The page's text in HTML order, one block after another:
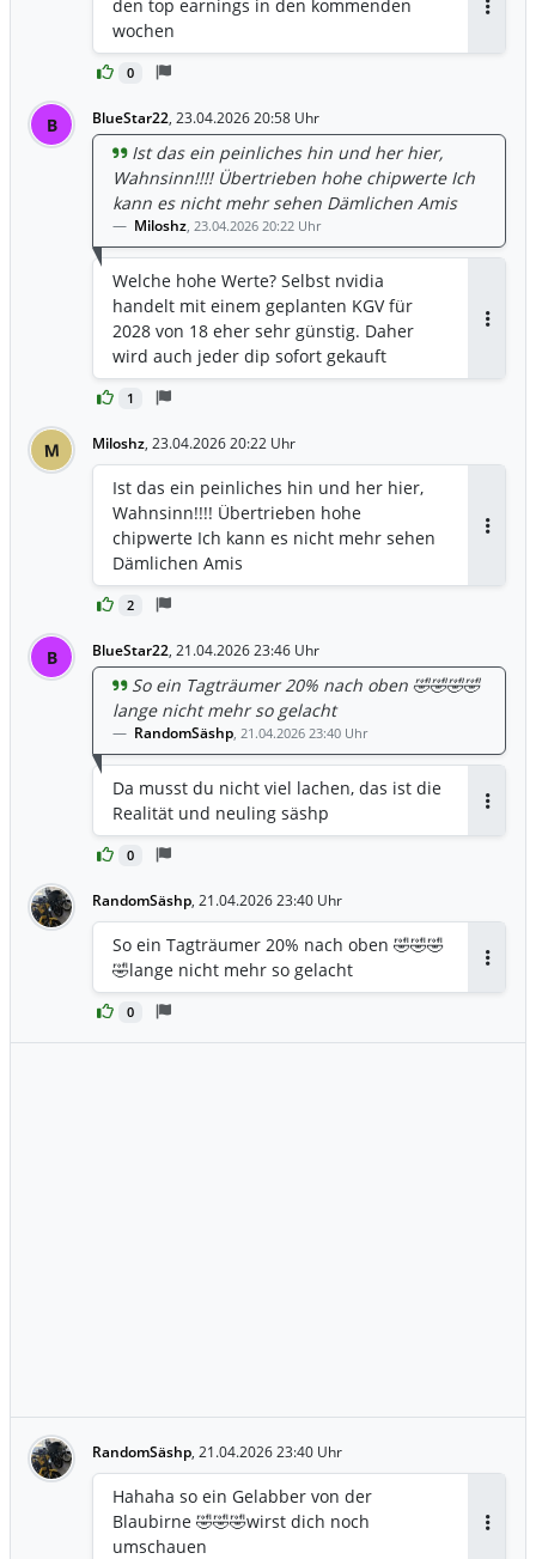
0
den top earnings in den kommenden
wochen
B BlueStar22, 23.04.2026 20:58 Uhr
1
Ist das ein peinliches hin und her hier,
Wahnsinn!!!! Übertrieben hohe chipwerte Ich
kann es nicht mehr sehen Dämlichen Amis
Miloshz, 23.04.2026 20:22 Uhr
Welche hohe Werte? Selbst nvidia
handelt mit einem geplanten KGV für
2028 von 18 eher sehr günstig. Daher
wird auch jeder dip sofort gekauft
M Miloshz, 23.04.2026 20:22 Uhr
2
Ist das ein peinliches hin und her hier,
Wahnsinn!!!! Übertrieben hohe
chipwerte Ich kann es nicht mehr sehen
Dämlichen Amis
B BlueStar22, 21.04.2026 23:46 Uhr
0
So ein Tagträumer 20% nach oben 🤣🤣🤣🤣
lange nicht mehr so gelacht
RandomSäshp, 21.04.2026 23:40 Uhr
Da musst du nicht viel lachen, das ist die
Realität und neuling säshp
RandomSäshp, 21.04.2026 23:40 Uhr
0
So ein Tagträumer 20% nach oben 🤣🤣🤣
🤣lange nicht mehr so gelacht
RandomSäshp, 21.04.2026 23:40 Uhr
Hahaha so ein Gelabber von der
Blaubirne 🤣🤣🤣wirst dich noch
umschauen